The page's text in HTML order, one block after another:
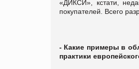
«ДИКСИ», кстати,
покупателей. Всего
- Какие примеры в
практики